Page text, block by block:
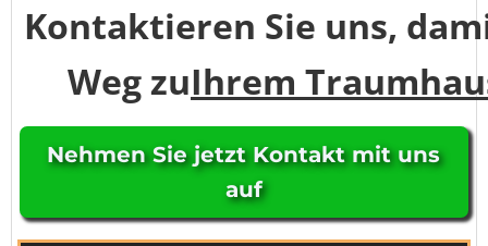
Kontaktieren Sie uns,
Weg zuIhrem
Nehmen Sie jetzt Kontakt mit uns
auf